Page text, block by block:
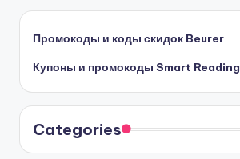
Промокоды и коды скидок Beurer
Купоны и промокоды Smart Reading
Categories